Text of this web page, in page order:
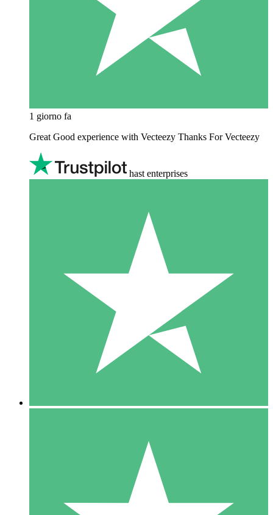
1 giorno fa
Great Good experience with Vecteezy Thanks For Vecteezy
hast enterprises